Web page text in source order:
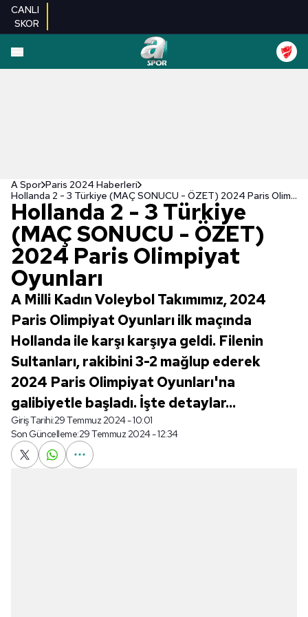
CANLI
SKOR
A Spor Paris 2024 Haberleri
Hollanda 2 - 3 Türkiye (MAÇ SONUCU - ÖZET) 2024 Paris Olimpiyat Oyunları
Hollanda 2 - 3 Türkiye
(MAÇ SONUCU - ÖZET)
2024 Paris Olimpiyat
Oyunları
A Milli Kadın Voleybol Takımımız, 2024
Paris Olimpiyat Oyunları ilk maçında
Hollanda ile karşı karşıya geldi. Filenin
Sultanları, rakibini 3-2 mağlup ederek
2024 Paris Olimpiyat Oyunları'na
galibiyetle başladı. İşte detaylar...
Giriş Tarihi:29 Temmuz 2024 - 10:01
Son Güncelleme:29 Temmuz 2024 - 12:34